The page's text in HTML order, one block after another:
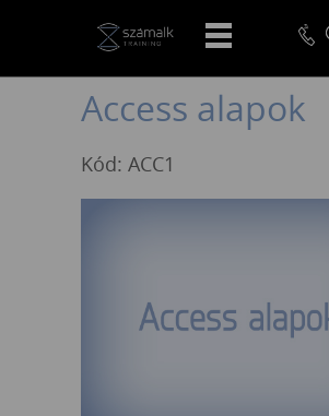
VISSZA
Access alapok
Kód: ACC1